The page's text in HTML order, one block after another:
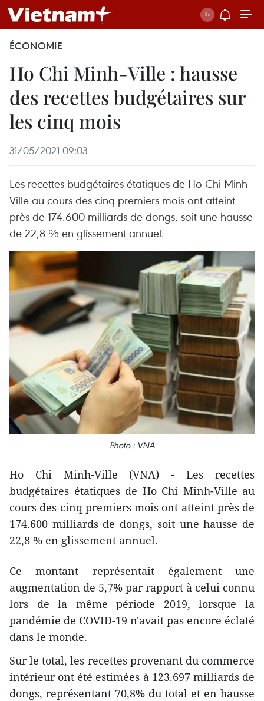
ÉCONOMIE
Ho Chi Minh-Ville : hausse
des recettes budgétaires sur
les cinq mois
31/05/2021 09:03
Les recettes budgétaires étatiques de Ho Chi Minh-
Ville au cours des cinq premiers mois ont atteint
près de 174.600 milliards de dongs, soit une hausse
de 22,8 % en glissement annuel.
Photo : VNA
Ho Chi Minh-Ville (VNA) - Les recettes
budgétaires étatiques de Ho Chi Minh-Ville au
cours des cinq premiers mois ont atteint près de
174.600 milliards de dongs, soit une hausse de
22,8 % en glissement annuel.
Ce montant représentait également une
augmentation de 5,7% par rapport à celui connu
lors de la même période 2019, lorsque la
pandémie de COVID-19 n'avait pas encore éclaté
dans le monde.
Sur le total, les recettes provenant du commerce
intérieur ont été estimées à 123.697 milliards de
dongs, représentant 70,8% du total et en hausse